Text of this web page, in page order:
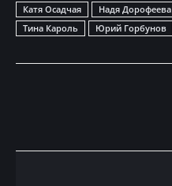
Катя Осадчая
Надя Дорофеева
Тина Кароль
Юрий Горбунов